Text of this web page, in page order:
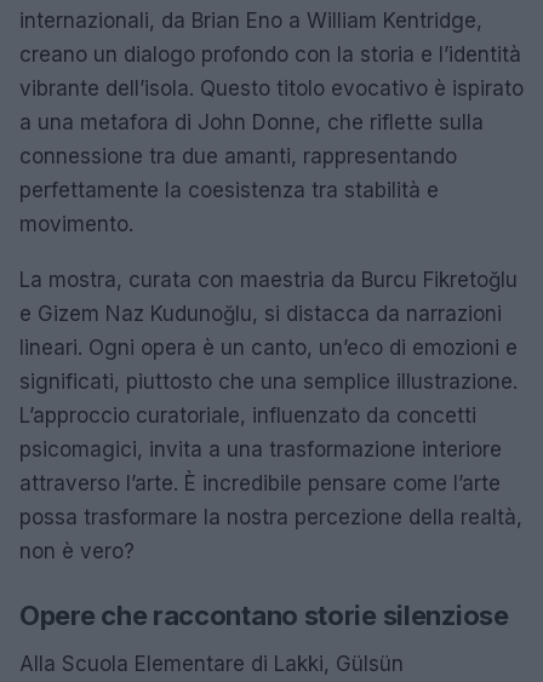
internazionali, da Brian Eno a William Kentridge,
creano un dialogo profondo con la storia e l’identità
vibrante dell’isola. Questo titolo evocativo è ispirato
a una metafora di John Donne, che riflette sulla
connessione tra due amanti, rappresentando
perfettamente la coesistenza tra stabilità e
movimento.
La mostra, curata con maestria da Burcu Fikretoğlu
e Gizem Naz Kudunoğlu, si distacca da narrazioni
lineari. Ogni opera è un canto, un’eco di emozioni e
significati, piuttosto che una semplice illustrazione.
L’approccio curatoriale, influenzato da concetti
psicomagici, invita a una trasformazione interiore
attraverso l’arte. È incredibile pensare come l’arte
possa trasformare la nostra percezione della realtà,
non è vero?
Opere che raccontano storie silenziose
Alla Scuola Elementare di Lakki, Gülsün